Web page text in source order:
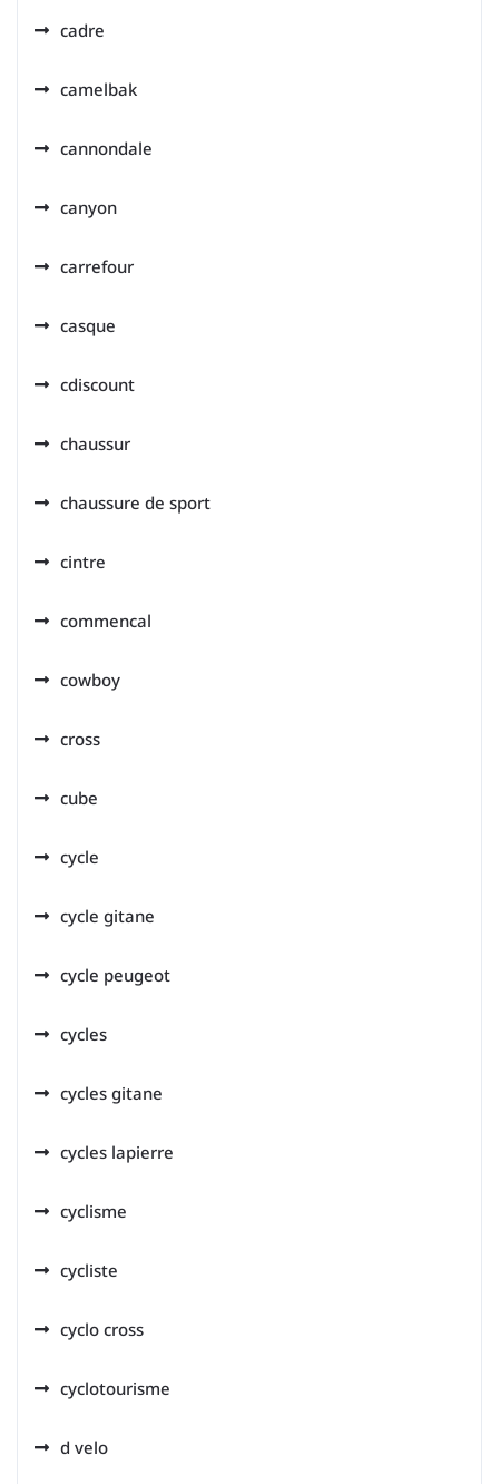
cadre
camelbak
cannondale
canyon
carrefour
casque
cdiscount
chaussur
chaussure de sport
cintre
commencal
cowboy
cross
cube
cycle
cycle gitane
cycle peugeot
cycles
cycles gitane
cycles lapierre
cyclisme
cycliste
cyclo cross
cyclotourisme
d velo